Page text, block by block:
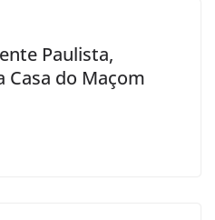
Paulista,
Casa do Maçom